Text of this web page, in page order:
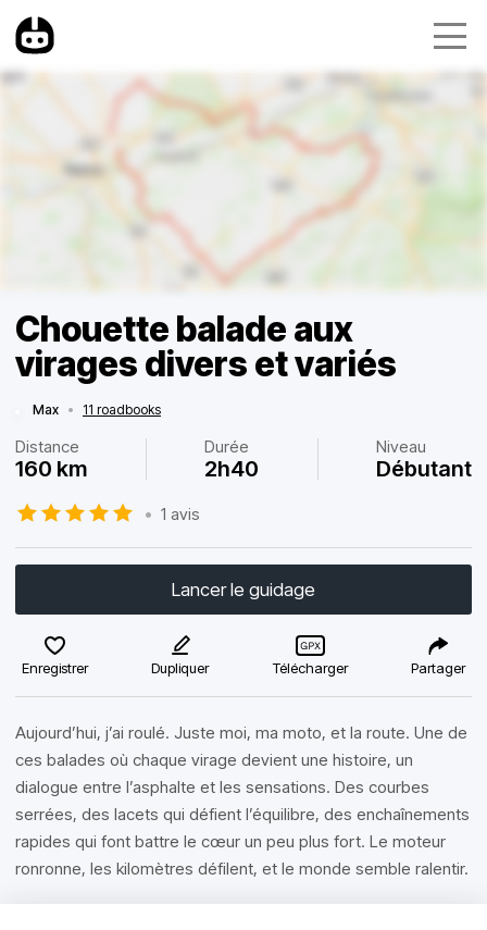
Chouette balade aux
virages divers et variés
Max • 11 roadbooks
Distance
160 km
Durée
2h40
Niveau
Débutant
• 1 avis
Lancer le guidage
Enregistrer Dupliquer Télécharger Partager
Aujourd’hui, j’ai roulé. Juste moi, ma moto, et la route. Une de
ces balades où chaque virage devient une histoire, un
dialogue entre l’asphalte et les sensations. Des courbes
serrées, des lacets qui défient l’équilibre, des enchaînements
rapides qui font battre le cœur un peu plus fort. Le moteur
ronronne, les kilomètres défilent, et le monde semble ralentir.